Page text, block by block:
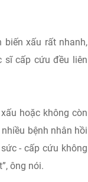
biến xấu rất nhanh,
sĩ cấp cứu đều liên
hoặc không còn
bệnh nhân hồi
- cấp cứu không
ông nói.